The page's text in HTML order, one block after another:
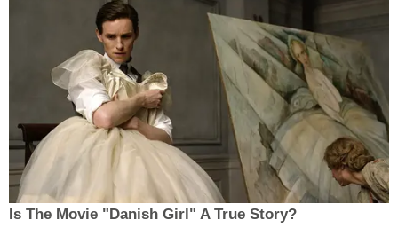
Is The Movie "Danish Girl" A True Story?